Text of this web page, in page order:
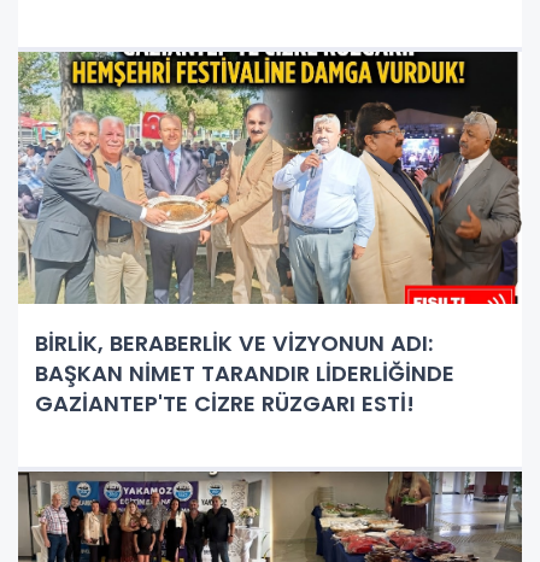
BİRLİK, BERABERLİK VE VİZYONUN ADI:
BAŞKAN NİMET TARANDIR LİDERLİĞİNDE
GAZİANTEP'TE CİZRE RÜZGARI ESTİ!